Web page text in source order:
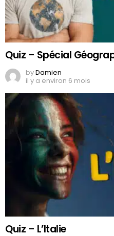
Quiz – Spécial
byDamien
il y a environ 6 mois
Quiz – L’Italie